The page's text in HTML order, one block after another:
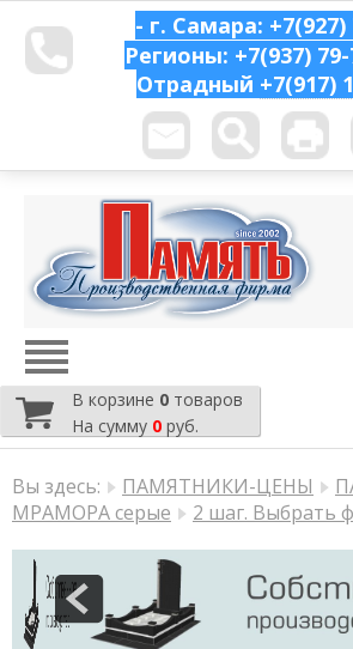
- г. Самара: +7(927)
Регионы: +7(937) 79-
Отрадный +7(917)
В корзине 0 товаров
На сумму 0 руб.
Вы здесь: ПАМЯТНИКИ-ЦЕНЫ
МРАМОРА серые
2 шаг. Выбрать